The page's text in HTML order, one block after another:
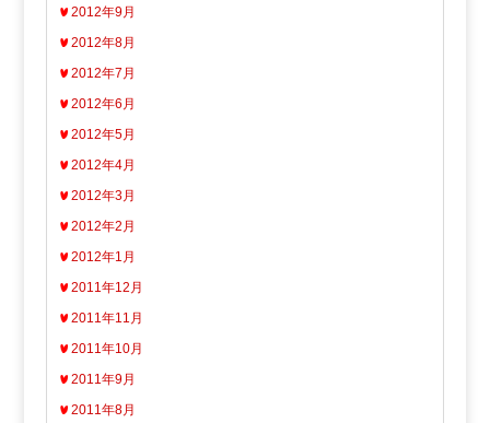
2012年9月
2012年8月
2012年7月
2012年6月
2012年5月
2012年4月
2012年3月
2012年2月
2012年1月
2011年12月
2011年11月
2011年10月
2011年9月
2011年8月